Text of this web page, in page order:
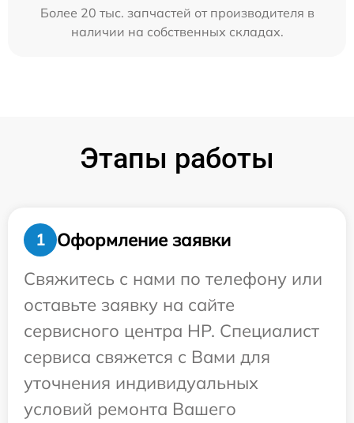
Более 20 тыс. запчастей от производителя в
наличии на собственных складах.
Этапы работы
1
Оформление заявки
Свяжитесь с нами по телефону или
оставьте заявку на сайте
сервисного центра HP. Специалист
сервиса свяжется с Вами для
уточнения индивидуальных
условий ремонта Вашего